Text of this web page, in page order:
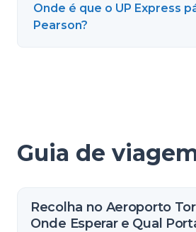
Onde é que o UP Express
Pearson?
Guia de
Recolha no Aeroporto
Onde Esperar e Qual